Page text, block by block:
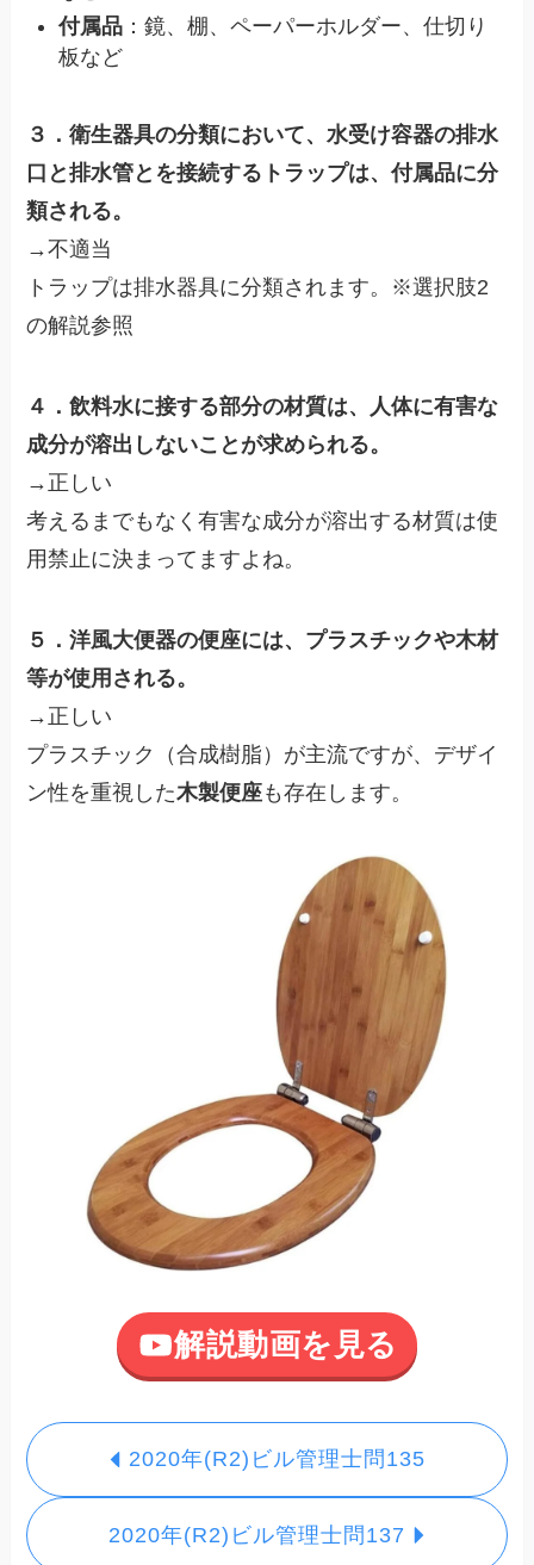
付属品 ：鏡、棚、ペーパーホルダー、仕切り
板など
３．衛生器具の分類において、水受け容器の排水
口と排水管とを接続するトラップは、付属品に分
類される。
→不適当
トラップは排水器具に分類されます。※選択肢2
の解説参照
４．飲料水に接する部分の材質は、人体に有害な
成分が溶出しないことが求められる。
→正しい
考えるまでもなく有害な成分が溶出する材質は使
用禁止に決まってますよね。
５．洋風大便器の便座には、プラスチックや木材
等が使用される。
→正しい
プラスチック（合成樹脂）が主流ですが、デザイ
ン性を重視した木製便座も存在します。
解説動画を見る
2020年(R2)ビル管理士問135
2020年(R2)ビル管理士問137